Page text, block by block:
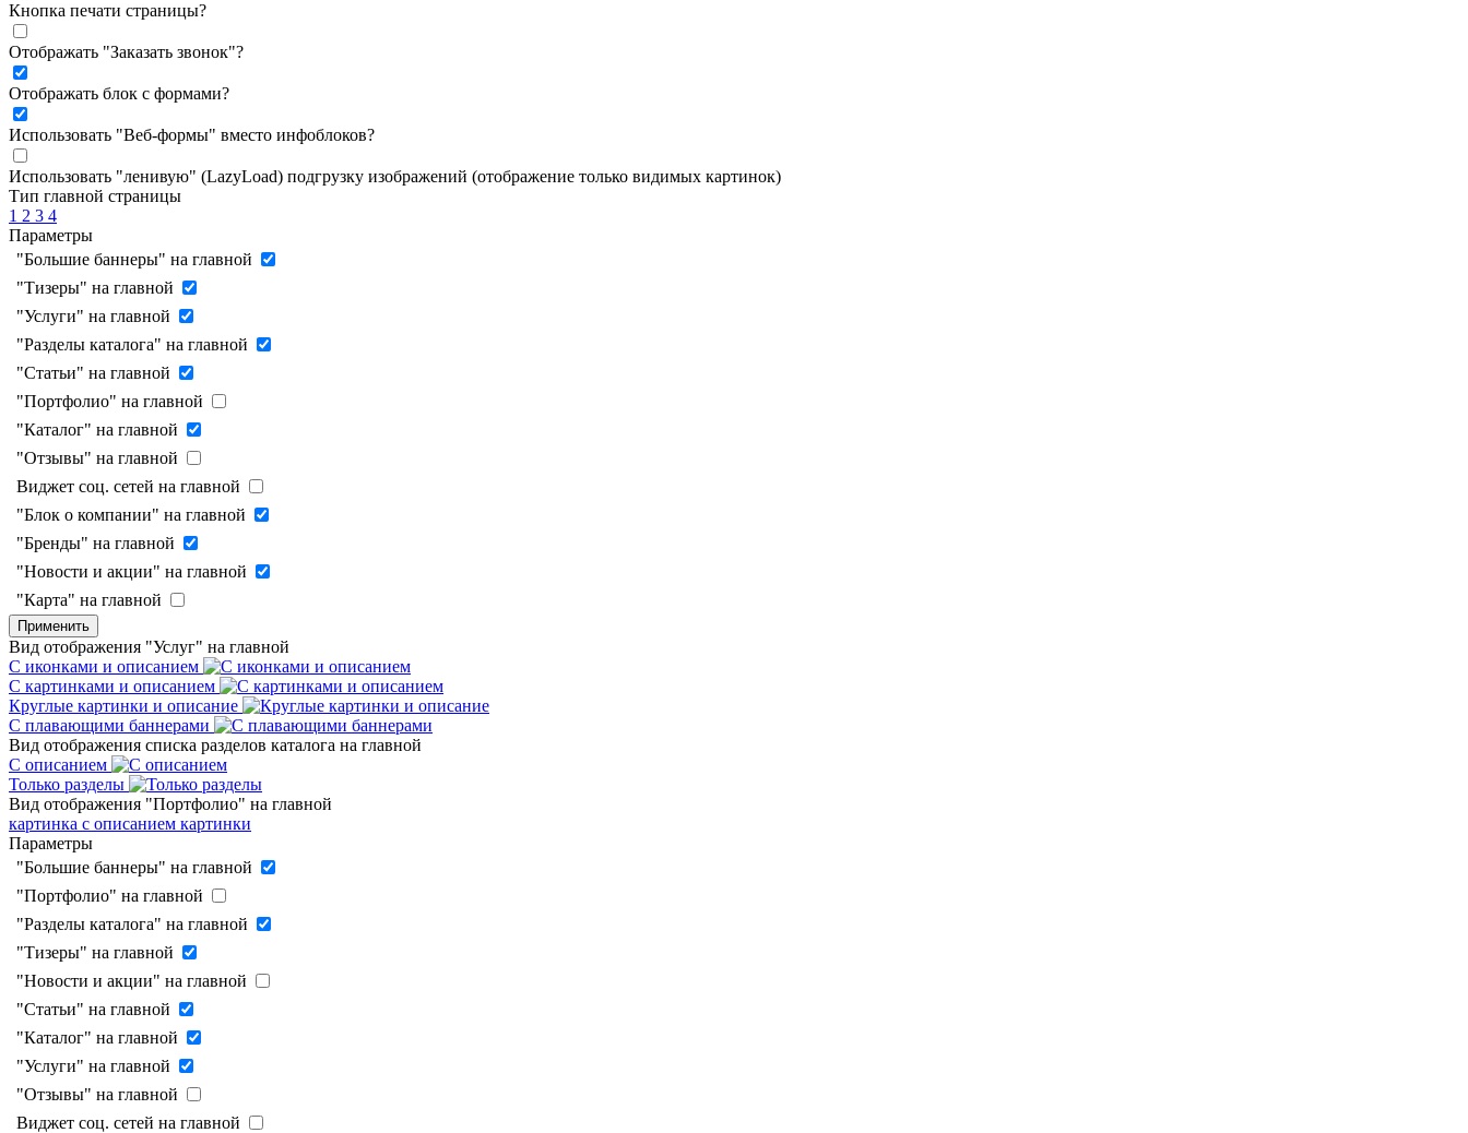
Кнопка печати страницы?
Отображать "Заказать звонок"?
Отображать блок с формами?
Использовать "Веб-формы" вместо инфоблоков?
Использовать "ленивую" (LazyLoad) подгрузку изображений (отображение только видимых картинок)
Тип главной страницы
1 2 3 4
Параметры
"Большие баннеры" на главной
"Тизеры" на главной
"Услуги" на главной
"Разделы каталога" на главной
"Статьи" на главной
"Портфолио" на главной
"Каталог" на главной
"Отзывы" на главной
Виджет соц. сетей на главной
"Блок о компании" на главной
"Бренды" на главной
"Новости и акции" на главной
"Карта" на главной
Применить
Вид отображения "Услуг" на главной
С иконками и описанием
С картинками и описанием
Круглые картинки и описание
С плавающими баннерами
Вид отображения списка разделов каталога на главной
С описанием
Только разделы
Вид отображения "Портфолио" на главной
картинка с описанием картинки
Параметры
"Большие баннеры" на главной
"Портфолио" на главной
"Разделы каталога" на главной
"Тизеры" на главной
"Новости и акции" на главной
"Статьи" на главной
"Каталог" на главной
"Услуги" на главной
"Отзывы" на главной
Виджет соц. сетей на главной